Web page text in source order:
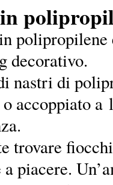
decorativo.
nastri di
o accoppiato
trovare
piacere.